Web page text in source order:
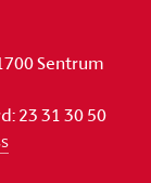
Sentrum
23 31 30 50